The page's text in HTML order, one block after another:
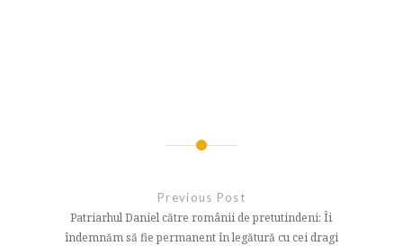
articole
Previous Post
Patriarhul Daniel către românii de pretutindeni: Îi
îndemnăm să fie permanent în legătură cu cei dragi